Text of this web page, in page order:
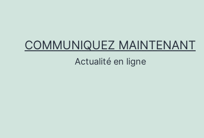
COMMUNIQUEZ MAINTENANT
Actualité en ligne